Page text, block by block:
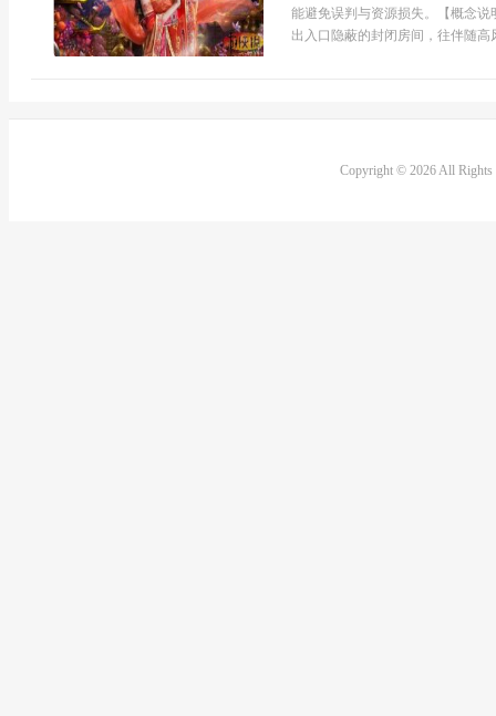
能避免误判与资源损失。【概念
出入口隐蔽的封闭房间，往伴随高
Copyright © 2026 All